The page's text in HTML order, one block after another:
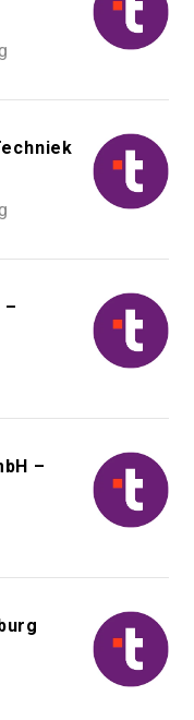
–
–